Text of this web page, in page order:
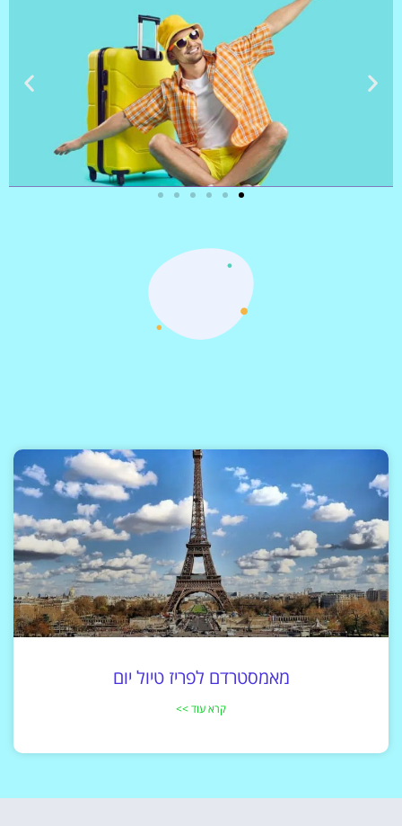
מאמסטרדם לפריז טיול יום
קרא עוד >>